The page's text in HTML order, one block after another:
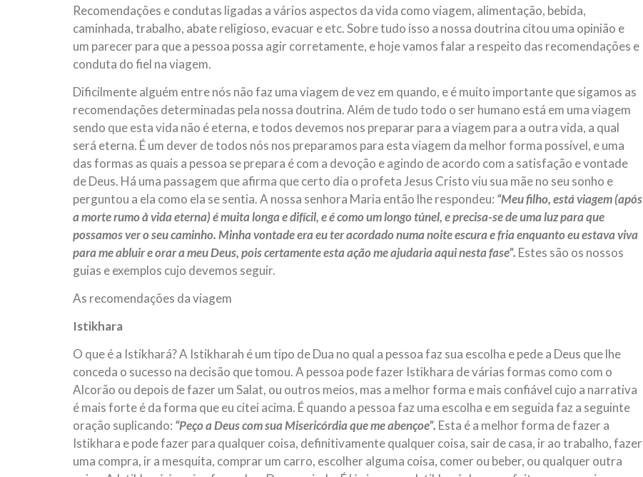
Recomendações e condutas ligadas a vários aspectos da vida como viagem, alimentação, bebida,
caminhada, trabalho, abate religioso, evacuar e etc. Sobre tudo isso a nossa doutrina citou uma opinião e
um parecer para que a pessoa possa agir corretamente, e hoje vamos falar a respeito das recomendações e
conduta do fiel na viagem.
Dificilmente alguém entre nós não faz uma viagem de vez em quando, e é muito importante que sigamos as
recomendações determinadas pela nossa doutrina. Além de tudo todo o ser humano está em uma viagem
sendo que esta vida não é eterna, e todos devemos nos preparar para a viagem para a outra vida, a qual
será eterna. É um dever de todos nós nos preparamos para esta viagem da melhor forma possível, e uma
das formas as quais a pessoa se prepara é com a devoção e agindo de acordo com a satisfação e vontade
de Deus. Há uma passagem que afirma que certo dia o profeta Jesus Cristo viu sua mãe no seu sonho e
perguntou a ela como ela se sentia. A nossa senhora Maria então lhe respondeu: “Meu filho, está viagem (após
a morte rumo à vida eterna) é muita longa e difícil, e é como um longo túnel, e precisa-se de uma luz para que
possamos ver o seu caminho. Minha vontade era eu ter acordado numa noite escura e fria enquanto eu estava viva
para me abluir e orar a meu Deus, pois certamente esta ação me ajudaria aqui nesta fase”. Estes são os nossos
guias e exemplos cujo devemos seguir.
As recomendações da viagem
Istikhara
O que é a Istikhará? A Istikharah é um tipo de Dua no qual a pessoa faz sua escolha e pede a Deus que lhe
conceda o sucesso na decisão que tomou. A pessoa pode fazer Istikhara de várias formas como com o
Alcorão ou depois de fazer um Salat, ou outros meios, mas a melhor forma e mais confiável cujo a narrativa
é mais forte é da forma que eu citei acima. É quando a pessoa faz uma escolha e em seguida faz a seguinte
oração suplicando: “Peço a Deus com sua Misericórdia que me abençoe”. Esta é a melhor forma de fazer a
Istikhara e pode fazer para qualquer coisa, definitivamente qualquer coisa, sair de casa, ir ao trabalho, fazer
uma compra, ir a mesquita, comprar um carro, escolher alguma coisa, comer ou beber, ou qualquer outra